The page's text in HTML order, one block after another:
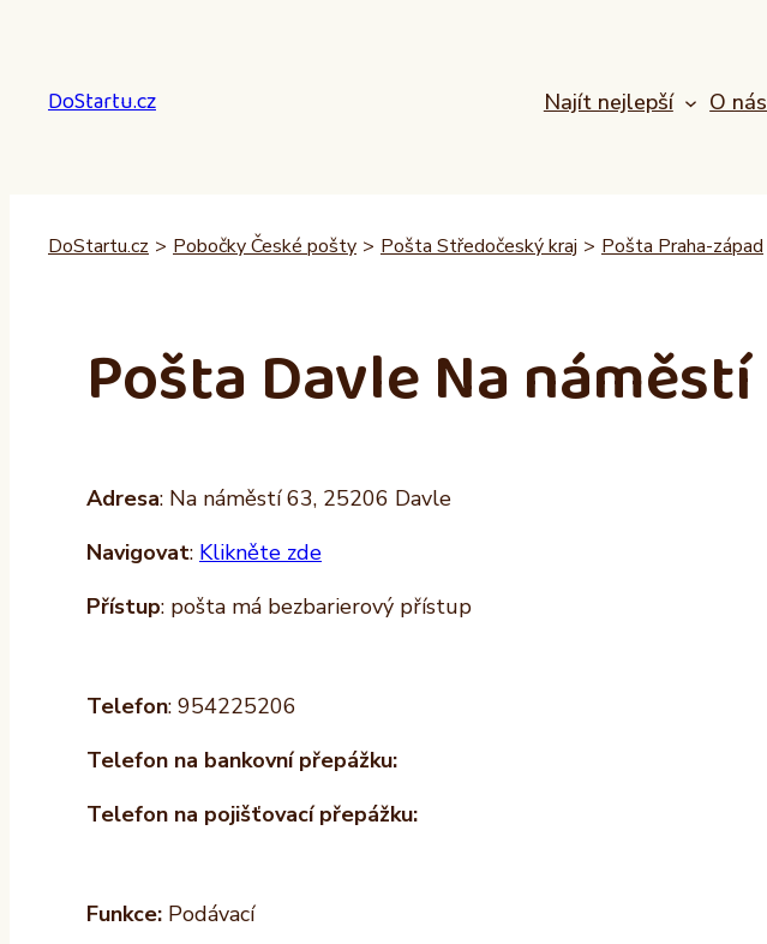
DoStartu.cz Najít nejlepší O nás
DoStartu.cz > Pobočky České pošty > Pošta Středočeský kraj > Pošta Praha-západ
Pošta Davle Na náměstí
Adresa: Na náměstí 63, 25206 Davle
Navigovat: Klikněte zde
Přístup: pošta má bezbarierový přístup
Telefon: 954225206
Telefon na bankovní přepážku:
Telefon na pojišťovací přepážku:
Funkce: Podávací